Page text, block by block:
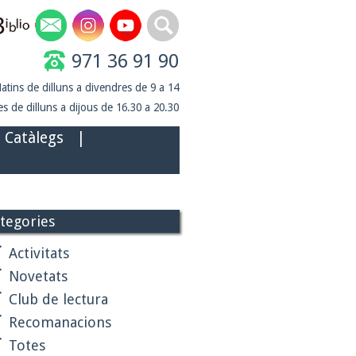
971 36 91 90
de dilluns a divendres de 9 a 14
de dilluns a dijous de 16.30 a 20.30
Catàlegs
Activitats
Novetats
Club de lectura
Recomanacions
Totes